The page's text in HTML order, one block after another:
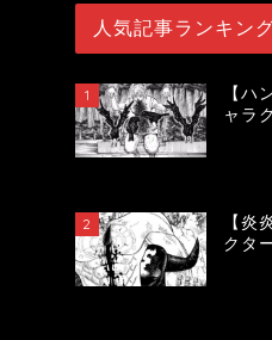
人気記事ランキン
1
【ハ
ャラ
2
【炎
クタ